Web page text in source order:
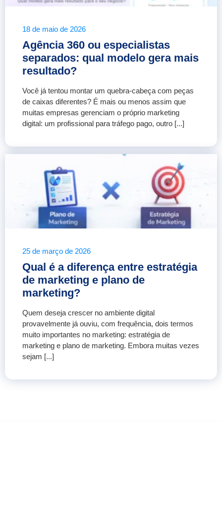
18 de maio de 2026
Agência 360 ou especialistas
separados: qual modelo gera mais
resultado?
Você já tentou montar um quebra-cabeça com peças
de caixas diferentes? É mais ou menos assim que
muitas empresas gerenciam o próprio marketing
digital: um profissional para tráfego pago, outro [...]
25 de março de 2026
Qual é a diferença entre estratégia
de marketing e plano de
marketing?
Quem deseja crescer no ambiente digital
provavelmente já ouviu, com frequência, dois termos
muito importantes no marketing: estratégia de
marketing e plano de marketing. Embora muitas vezes
sejam [...]